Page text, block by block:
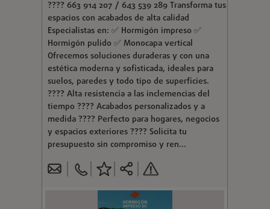
???? 663 914 207 / 643 539 289 Transforma tus
espacios con acabados de alta calidad
Especialistas en: ✅ Hormigón impreso ✅
Hormigón pulido ✅ Monocapa vertical
Ofrecemos soluciones duraderas y con una
estética moderna y sofisticada, ideales para
suelos, paredes y todo tipo de superficies.
???? Alta resistencia a las inclemencias del
tiempo ???? Acabados personalizados y a
medida ???? Perfecto para hogares, negocios
y espacios exteriores ???? Solicita tu
presupuesto sin compromiso y ren...